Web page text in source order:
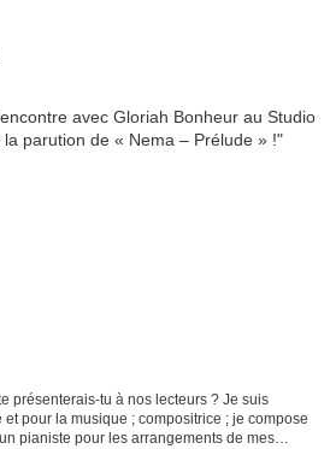
présenterais-tu à nos lecteurs ? Je suis
et pour la musique ; compositrice ; je compose
pianiste pour les arrangements de mes